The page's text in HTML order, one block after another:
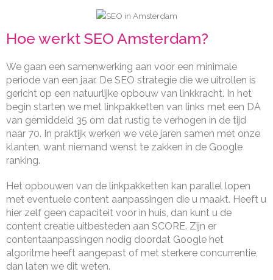
Hoe werkt SEO Amsterdam?
We gaan een samenwerking aan voor een minimale
periode van een jaar. De SEO strategie die we uitrollen is
gericht op een natuurlijke opbouw van linkkracht. In het
begin starten we met linkpakketten van links met een DA
van gemiddeld 35 om dat rustig te verhogen in de tijd
naar 70. In praktijk werken we vele jaren samen met onze
klanten, want niemand wenst te zakken in de Google
ranking.
Het opbouwen van de linkpakketten kan parallel lopen
met eventuele content aanpassingen die u maakt. Heeft u
hier zelf geen capaciteit voor in huis, dan kunt u de
content creatie uitbesteden aan SCORE. Zijn er
contentaanpassingen nodig doordat Google het
algoritme heeft aangepast of met sterkere concurrentie,
dan laten we dit weten.